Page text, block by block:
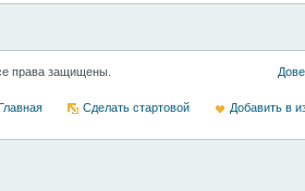
права защищены.
Сделать стартовой Добавить в